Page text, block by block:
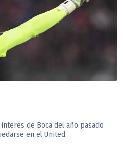
de Boca del año pasado
en el United.